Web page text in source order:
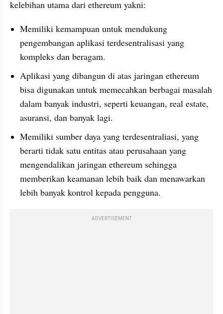
kelebihan utama dari ethereum yakni:
Memiliki kemampuan untuk mendukung
pengembangan aplikasi terdesentralisasi yang
kompleks dan beragam.
Aplikasi yang dibangun di atas jaringan ethereum
bisa digunakan untuk memecahkan berbagai masalah
dalam banyak industri, seperti keuangan, real estate,
asuransi, dan banyak lagi.
Memiliki sumber daya yang terdesentraliasi, yang
berarti tidak satu entitas atau perusahaan yang
mengendalikan jaringan ethereum sehingga
memberikan keamanan lebih baik dan menawarkan
lebih banyak kontrol kepada pengguna.
ADVERTISEMENT